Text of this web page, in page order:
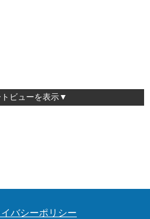
トビューを表示▼
バシーポリシー